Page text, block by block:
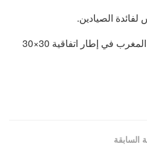
الصيادين.
إدراج المبادرة ضمن التزامات المغرب في إطار اتفاقية 30×30
السابقة